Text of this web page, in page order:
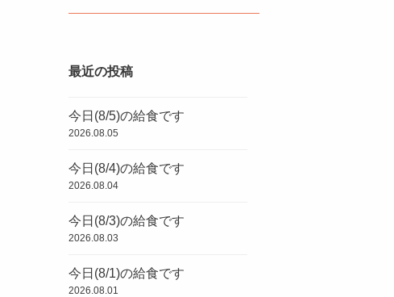
最近の投稿
今日(8/5)の給食です
2026.08.05
今日(8/4)の給食です
2026.08.04
今日(8/3)の給食です
2026.08.03
今日(8/1)の給食です
2026.08.01